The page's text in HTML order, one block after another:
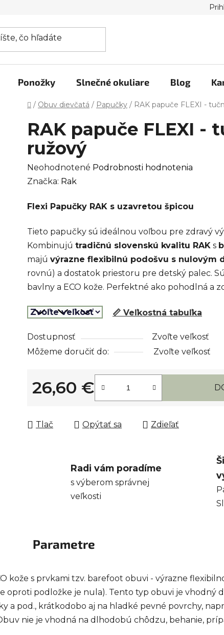
Ponožky Slnečné okuliare Blog
Domov
/ Obuv dievčatá / Papučky / RAK papuče FLEXI -
RAK papuče FLEXI -
ružový
Priemerné
hodnotenie
je
z
5
hviezdičiek.
Neohodnotené Podrobnosti hodnotenia
Značka: Rak
Flexi Papučky RAK s uzavretou špicou
Tieto papučky sú ideálnou voľbou pre zdravý
Kombinujú tradičnú slovenskú kvalitu RAK s
majú výrazne flexibilnú podošvu s nulovým
rovnú) a dostatok priestoru pre detský palec.
bavlny a ECO kože. Perfektné ako pohodlná a
📏 Veľkostná tabuľka
Dostupnosť
Zvoľte veľkosť
Môžeme doručiť do:
Zvoľte veľkosť
26,60 €
Jednotková cena:
Tlač Opýtať sa Zdieľať
Radi vám poradíme
s výberom správnej
veľkosti
Parametre
kože s prvkami tzv. barefoot obuvi - výrazne
oproti podložke je nula). Tento typ obuvi je vhodný
a pod., krátkodobo aj na hladké pevné povrchy,
nie je vhodná na dlhodobú chôdzu, behanie,